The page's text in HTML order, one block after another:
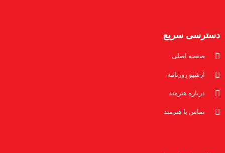
دسترسی سریع
صفحه اصلی
آرشیو روزنامه
درباره هنرمند
تماس با هنرمند